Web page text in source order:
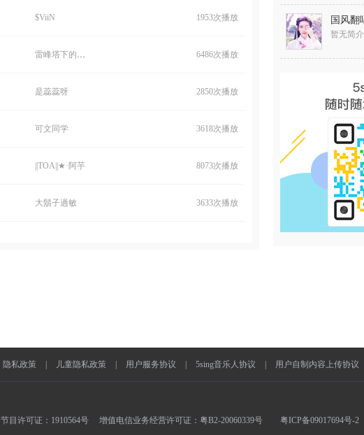
$ViiN 1953次播放
雷峰塔下的夕柠 6486次播放
是蕊蕊呀 2850次播放
可文同学 3618次播放
||TOA||★·阿芋 8073次播放
大鬍子過敏 3633次播放
暂无简介
隐私政策 儿童隐私政策 用户服务协议 5sing音乐人协议 用户自制内容上传协议
目许可证：1910564号 增值电信业务经营许可证：粤B2-20060339号 粤ICP备09017694号-2